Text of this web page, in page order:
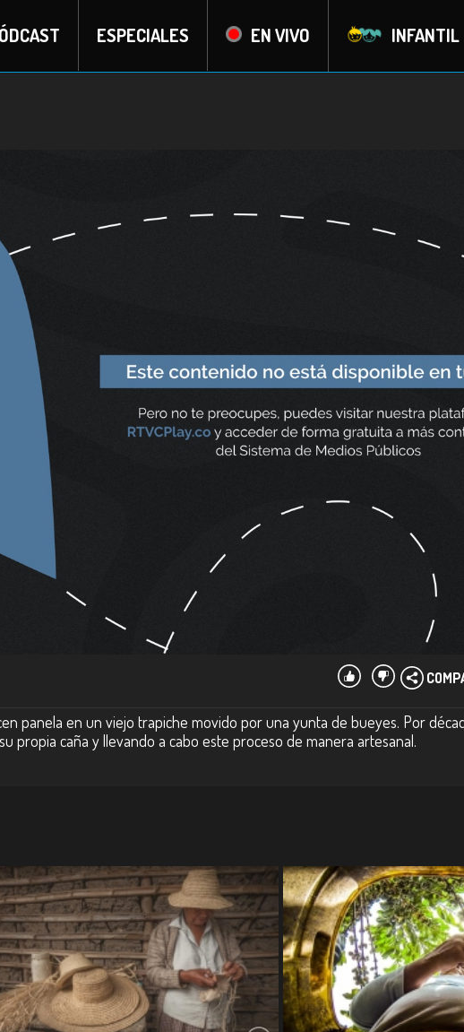
ESPECIALES EN VIVO INFANTIL
panela en un viejo trapiche movido por una yunta de bueyes. Por
propia caña y llevando a cabo este proceso de manera artesanal.